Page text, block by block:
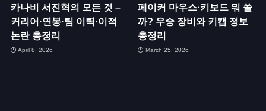
카나비 서진혁의 모든 것 –
커리어·연봉·팀 이력·이적
논란 총정리
April 8, 2026
페이커 마우스·키보드 뭐 쓸
까? 우승 장비와 키캡 정보
총정리
March 25, 2026